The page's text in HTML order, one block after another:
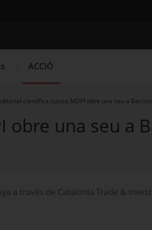
Cercador
Convocatòries d'ajuts obertes
ACCIÓ
científica suïssa MDPI obre una seu a
una seu a
a través de Catalonia Trade &